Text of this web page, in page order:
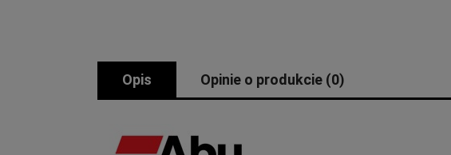
Opis Opinie o produkcie (0)